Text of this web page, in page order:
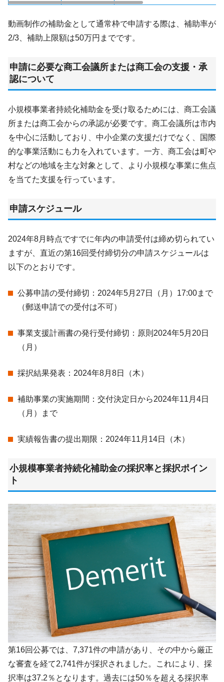
動画制作の補助金として通常枠で申請する際は、補助率が
2/3、補助上限額は50万円までです。
申請に必要な商工会議所または商工会の支援・承
認について
小規模事業者持続化補助金を受け取るためには、商工会議
所または商工会からの承認が必要です。商工会議所は市内
を中心に活動しており、中小企業の支援だけでなく、国際
的な事業活動にも力を入れています。一方、商工会は町や
村などの地域を主な対象として、より小規模な事業に焦点
を当てた支援を行っています。
申請スケジュール
2024年8月時点ですでに年内の申請受付は締め切られてい
ますが、直近の第16回受付締切分の申請スケジュールは
以下のとおりです。
公募申請の受付締切：2024年5月27日（月）17:00まで
（郵送申請での受付は不可）
事業支援計画書の発行受付締切：原則2024年5月20日
（月）
採択結果発表：2024年8月8日（木）
補助事業の実施期間：交付決定日から2024年11月4日
（月）まで
実績報告書の提出期限：2024年11月14日（木）
小規模事業者持続化補助金の採択率と採択ポイン
ト
第16回公募では、7,371件の申請があり、その中から厳正
な審査を経て2,741件が採択されました。これにより、採
択率は37.2％となります。過去には50％を超える採択率